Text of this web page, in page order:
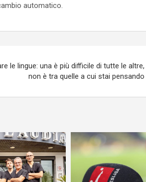
automatico.
le lingue: una è più difficile di tutte le altre,
non è tra quelle a cui stai pensando